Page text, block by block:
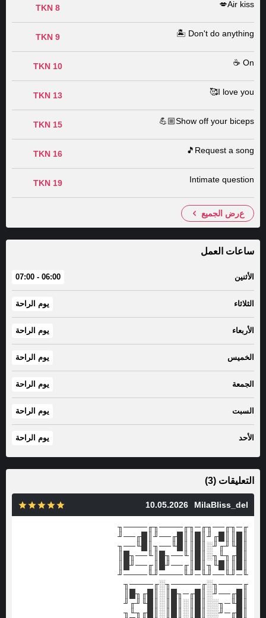
Air kiss💋
8 TKN
Don't do anything 🏝️
9 TKN
On ☕️
10 TKN
I love you🥰
13 TKN
Show off your biceps💪🏼
15 TKN
Request a song🎵
16 TKN
Intimate question
19 TKN
عرض الجميع
ساعات العمل
الأثنين 06:00 - 07:00
الثلاثاء يوم الراحة
الأربعاء يوم الراحة
الخميس يوم الراحة
الجمعة يوم الراحة
السبت يوم الراحة
الأحد يوم الراحة
التعليقات (3)
MilaBliss_del
10.05.2026
╓─╖╓──╖╓─╖╓────╖╓────╖
║█║║█╓╜║█║║█╓──╜║█╓──╜
║█╙╜╓╜░║█║║█╙──╖║█╙──╖
║█╓╖╙╖░║█║╙──╖█║╙──╖█║
║█║║█╙╖║█║╓──╜█║╓──╜█║
╙─╜╙──╜╙─╜╙────╜╙────╜
╓────╖░╓─────╖░╓────╖
║█╓──╜░║█╓─╖█║░║█╓╖█║
║█╙─╖░░║█║░║█║░║█╙╜╓╜
║█╓─╜░░║█║░║█║░║█╓╖╙╖